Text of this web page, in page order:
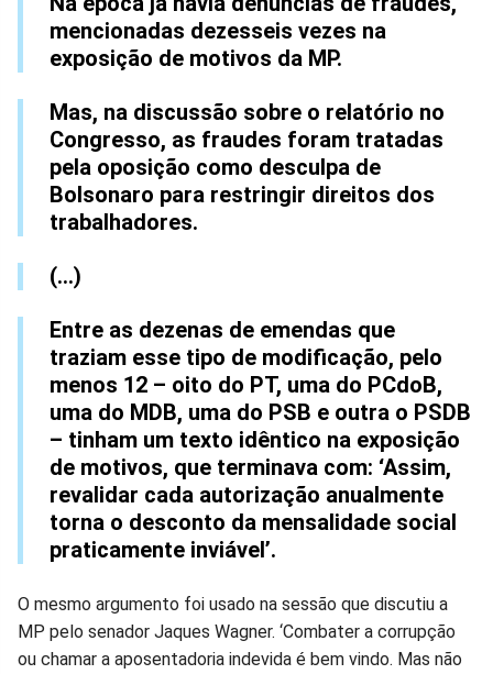
mencionadas dezesseis vezes na
exposição de motivos da MP.
Mas, na discussão sobre o relatório no
Congresso, as fraudes foram tratadas
pela oposição como desculpa de
Bolsonaro para restringir direitos dos
trabalhadores.
(...)
Entre as dezenas de emendas que
traziam esse tipo de modificação, pelo
menos 12 – oito do PT, uma do PCdoB,
uma do MDB, uma do PSB e outra o PSDB
– tinham um texto idêntico na exposição
de motivos, que terminava com: ‘Assim,
revalidar cada autorização anualmente
torna o desconto da mensalidade social
praticamente inviável’.
O mesmo argumento foi usado na sessão que discutiu a
MP pelo senador Jaques Wagner. ‘Combater a corrupção
ou chamar a aposentadoria indevida é bem vindo. Mas não